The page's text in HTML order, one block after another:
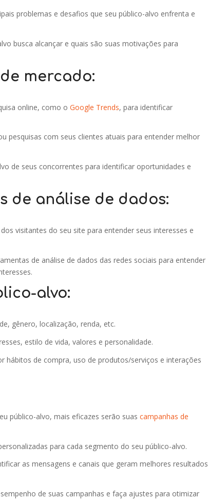
problemas e desafios que seu público-alvo enfrenta e
busca alcançar e quais são suas motivações para
mercado:
online, como o Google Trends, para identificar
pesquisas com seus clientes atuais para entender melhor
de seus concorrentes para identificar oportunidades e
de análise de dados:
visitantes do seu site para entender seus interesses e
de análise de dados das redes sociais para entender
alvo:
gênero, localização, renda, etc.
estilo de vida, valores e personalidade.
hábitos de compra, uso de produtos/serviços e interações
público-alvo, mais eficazes serão suas campanhas de
para cada segmento do seu público-alvo.
as mensagens e canais que geram melhores resultados
de suas campanhas e faça ajustes para otimizar